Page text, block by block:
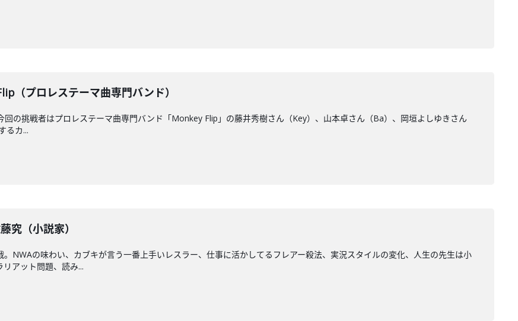
（プロレステーマ曲専門バンド）
回の挑戦者はプロレステーマ曲専門バンド「Monkey Flip」の藤井秀樹さん（Key）、山本卓さん（Ba）、岡垣よしゆきさん
るカ...
究（小説家）
NWAの味わい、カブキが言う一番上手いレスラー、仕事に活かしてるフレアー殺法、実況スタイルの変化、人生の先生は小
アット問題、読み...